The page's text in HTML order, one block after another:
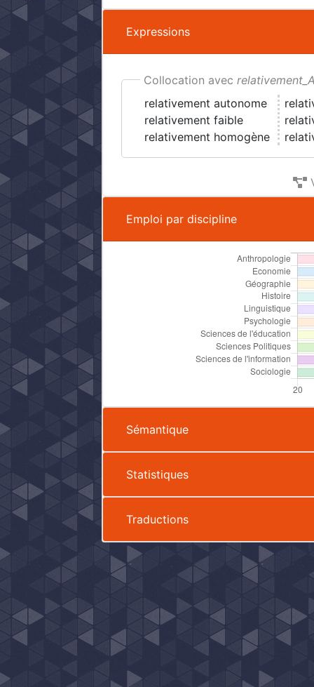
Expressions
Collocation avec
relativement autonome
relativement faible
relativement homogène
Emploi par discipline
Sémantique
Statistiques
Traductions